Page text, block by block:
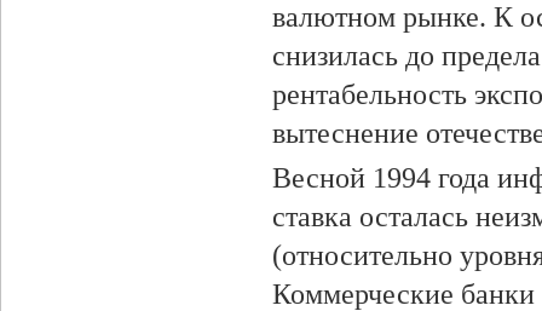
валютном рынке. К
снизилась до
рентабельность
вытеснение
Весной 1994 года
ставка осталась
(относительно
Коммерческие банки